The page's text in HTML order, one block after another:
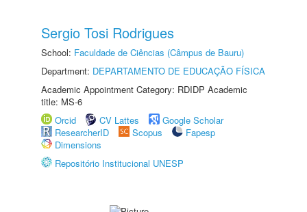
Sergio Tosi Rodrigues
School: Faculdade de Ciências (Câmpus de Bauru)
Department: DEPARTAMENTO DE EDUCAÇÃO FÍSICA
Academic Appointment Category: RDIDP Academic
title: MS-6
Orcid
CV Lattes
Google Scholar
ResearcherID
Scopus
Fapesp
Dimensions
Repositório Institucional UNESP